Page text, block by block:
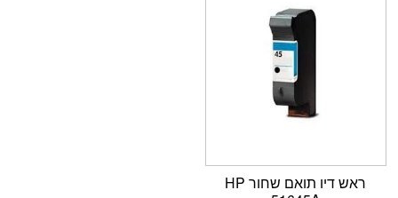
ראש דיו תואם שחור HP